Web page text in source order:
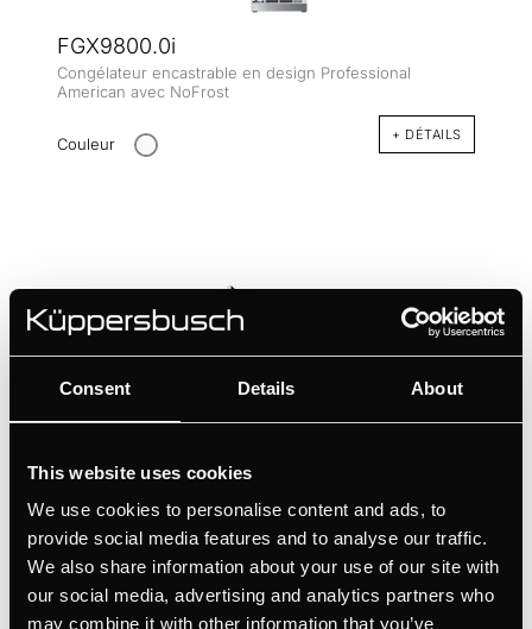
Consent Details About
This website uses cookies
We use cookies to personalise content and ads, to
provide social media features and to analyse our traffic.
We also share information about your use of our site with
our social media, advertising and analytics partners who
may combine it with other information that you’ve
FGX9800.0i
Congélateur encastrable en design Professional
American avec NoFrost
Couleur + DÉTAILS
FGX9800.0i-E
Congélateur encastrable avec porte en acier inoxydable